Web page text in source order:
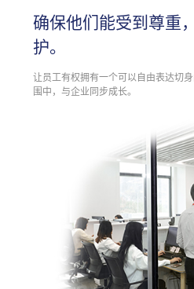
确保他们能受到尊重
护。
让员工有权拥有一个可以自由表达切
围中，与企业同步成长。